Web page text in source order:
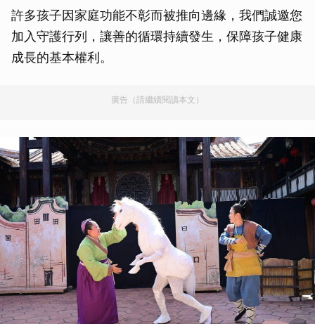
許多孩子因家庭功能不彰而被推向邊緣，我們誠邀您
加入守護行列，讓善的循環持續發生，保障孩子健康
成長的基本權利。
廣告（請繼續閱讀本文）